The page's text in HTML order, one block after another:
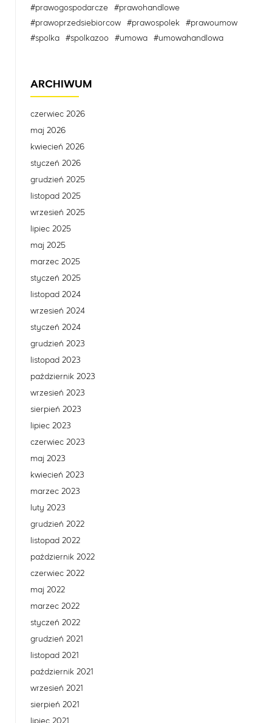
#prawogospodarcze
#prawohandlowe
#prawoprzedsiebiorcow
#prawospolek
#prawoumow
#spolka
#spolkazoo #umowa #umowahandlowa
ARCHIWUM
czerwiec 2026
maj 2026
kwiecień 2026
styczeń 2026
grudzień 2025
listopad 2025
wrzesień 2025
lipiec 2025
maj 2025
marzec 2025
styczeń 2025
listopad 2024
wrzesień 2024
styczeń 2024
grudzień 2023
listopad 2023
październik 2023
wrzesień 2023
sierpień 2023
lipiec 2023
czerwiec 2023
maj 2023
kwiecień 2023
marzec 2023
luty 2023
grudzień 2022
listopad 2022
październik 2022
czerwiec 2022
maj 2022
marzec 2022
styczeń 2022
grudzień 2021
listopad 2021
październik 2021
wrzesień 2021
sierpień 2021
lipiec 2021